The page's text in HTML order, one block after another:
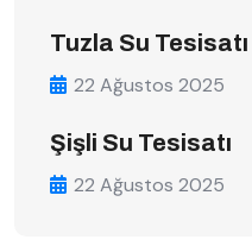
Tuzla Su Tesisatı
22 Ağustos 2025
Şişli Su Tesisatı
22 Ağustos 2025